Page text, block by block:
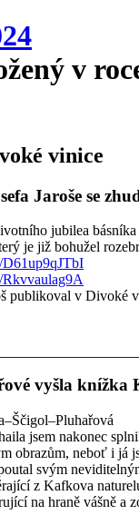
v
vinice
Jaroše se
jubilea básníka
je již bohužel
D61up9qJTbI
Rkvvaulag9A
publikoval v Divoké
vyšla knížka
jsem nakonec
obrazům, neboť i já
svým
z Kafkova
na hraně vášně a